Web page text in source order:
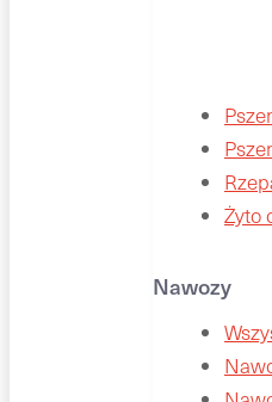
Żyto
Nawozy